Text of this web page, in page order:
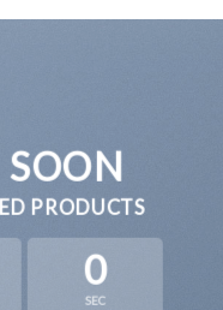
PRODUCTS
0
SEC